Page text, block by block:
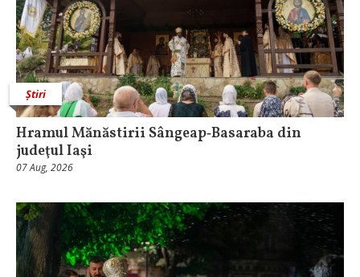
Știri
Hramul Mănăstirii Sângeap‑Basaraba din
judeţul Iaşi
07 Aug, 2026